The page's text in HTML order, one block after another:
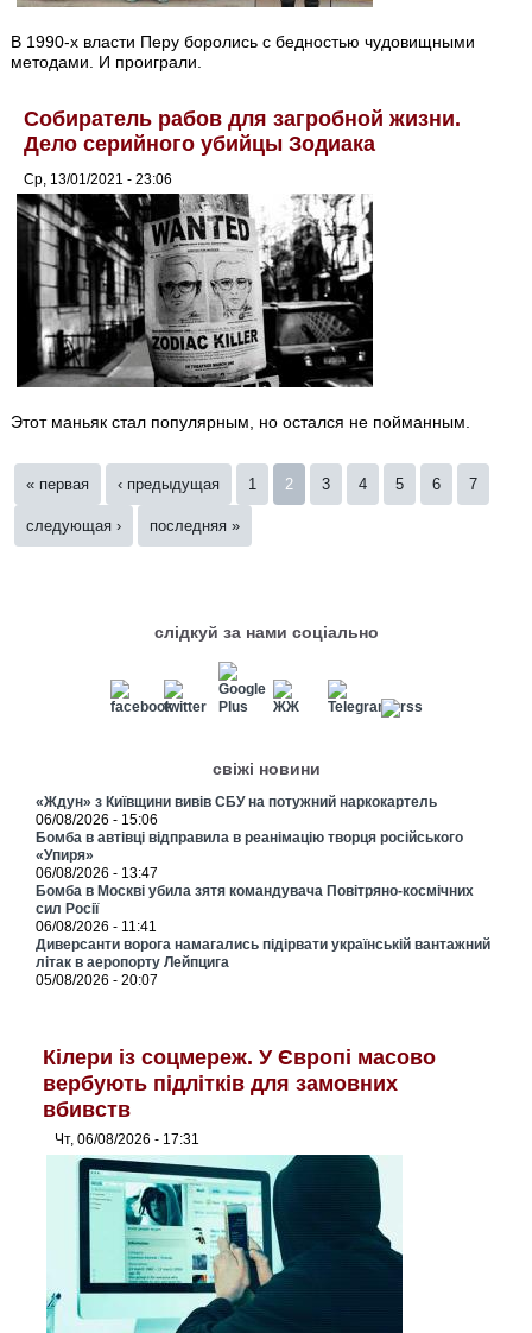
В 1990-х власти Перу боролись с бедностью чудовищными
методами. И проиграли.
Собиратель рабов для загробной жизни.
Дело серийного убийцы Зодиака
Ср, 13/01/2021 - 23:06
Этот маньяк стал популярным, но остался не пойманным.
Страницы
« первая ‹ предыдущая 1 2 3 4 5 6 7
следующая › последняя »
слідкуй за нами соціально
свіжі новини
«Ждун» з Київщини вивів СБУ на потужний наркокартель
06/08/2026 - 15:06
Бомба в автівці відправила в реанімацію творця російського
«Упиря»
06/08/2026 - 13:47
Бомба в Москві убила зятя командувача Повітряно-космічних
сил Росії
06/08/2026 - 11:41
Диверсанти ворога намагались підірвати українській вантажний
літак в аеропорту Лейпцига
05/08/2026 - 20:07
Кілери із соцмереж. У Європі масово
вербують підлітків для замовних
вбивств
Чт, 06/08/2026 - 17:31